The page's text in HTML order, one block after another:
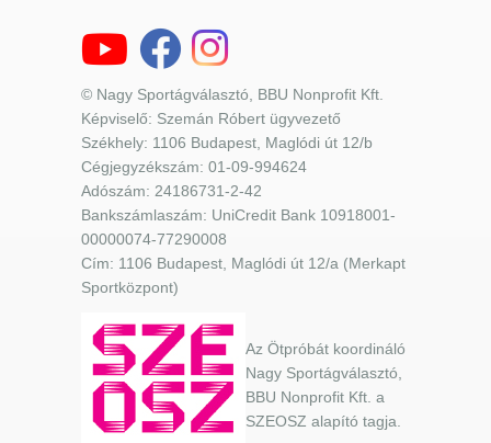
© Nagy Sportágválasztó, BBU Nonprofit Kft.
Képviselő: Szemán Róbert ügyvezető
Székhely: 1106 Budapest, Maglódi út 12/b
Cégjegyzékszám: 01-09-994624
Adószám: 24186731-2-42
Bankszámlaszám: UniCredit Bank 10918001-
00000074-77290008
Cím: 1106 Budapest, Maglódi út 12/a (Merkapt
Sportközpont)
Az Ötpróbát koordináló
Nagy Sportágválasztó,
BBU Nonprofit Kft. a
SZEOSZ alapító tagja.